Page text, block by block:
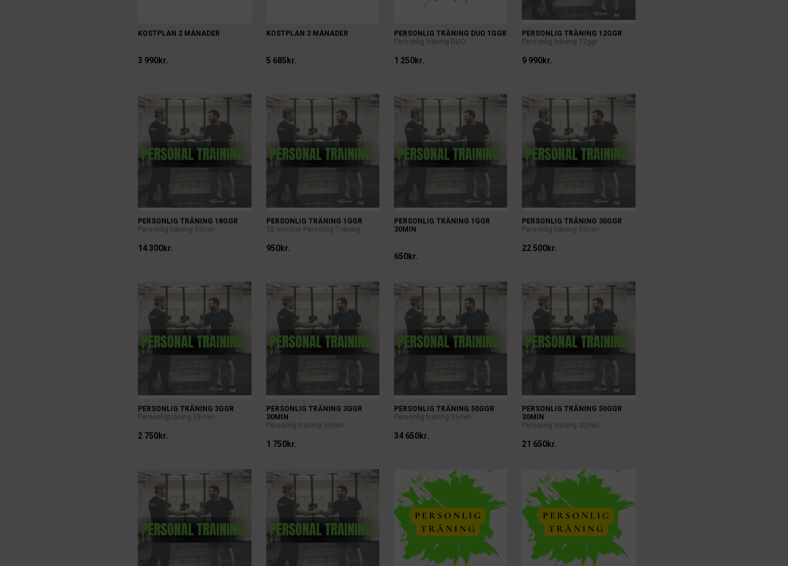
KOSTPLAN 2 MÅNADER
3 990kr.
KOSTPLAN 3 MÅNADER
5 685kr.
PERSONLIG TRÄNING DUO 1GGR
Personlig träning DUO
1 250kr.
PERSONLIG TRÄNING 12GGR
Personlig träning 12ggr
9 990kr.
PERSONLIG TRÄNING 18GGR
Personlig träning 55min
14 300kr.
PERSONLIG TRÄNING 1GGR
55 minuter Personlig Träning
950kr.
PERSONLIG TRÄNING 1GGR
30MIN
650kr.
PERSONLIG TRÄNING 30GGR
Personlig träning 55min
22 500kr.
PERSONLIG TRÄNING 3GGR
Personligträning 55 min
2 750kr.
PERSONLIG TRÄNING 3GGR
30MIN
Personlig träning 30min
1 750kr.
PERSONLIG TRÄNING 50GGR
Personlig träning 55min
34 650kr.
PERSONLIG TRÄNING 50GGR
30MIN
Personlig träning 30min
21 650kr.